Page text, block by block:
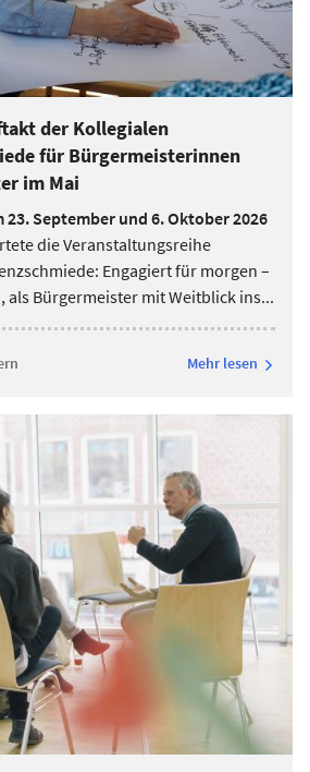
der Kollegialen
für Bürgermeisterinnen
im Mai
September und 6. Oktober 2026
die Veranstaltungsreihe
Engagiert für morgen –
als Bürgermeister mit Weitblick ins...
Mehr lesen